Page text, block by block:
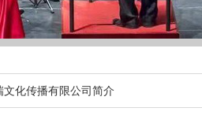
文化传播有限公司简介